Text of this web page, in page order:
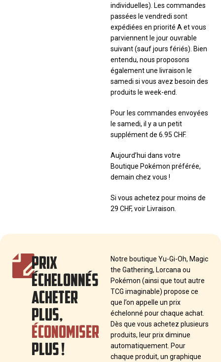
individuelles). Les commandes
passées le vendredi sont
expédiées en priorité A et vous
parviennent le jour ouvrable
suivant (sauf jours fériés). Bien
entendu, nous proposons
également une livraison le
samedi si vous avez besoin des
produits le week-end.
Pour les commandes envoyées
le samedi, il y a un petit
supplément de 6.95 CHF.
Aujourd’hui dans votre
Boutique Pokémon préférée,
demain chez vous !
Si vous achetez pour moins de
29 CHF, voir Livraison.
PRIX
ÉCHELONNÉS
ACHETER
PLUS,
ÉCONOMISER
PLUS !
Notre boutique Yu-Gi-Oh, Magic
the Gathering, Lorcana ou
Pokémon (ainsi que tout autre
TCG imaginable) propose ce
que l’on appelle un prix
échelonné pour chaque achat.
Dès que vous achetez plusieurs
produits, leur prix diminue
automatiquement. Pour
chaque produit, un graphique